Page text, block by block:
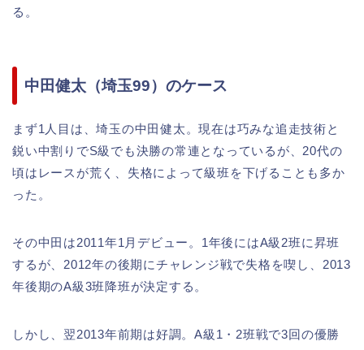
る。
中田健太（埼玉99）のケース
まず1人目は、埼玉の中田健太。現在は巧みな追走技術と
鋭い中割りでS級でも決勝の常連となっているが、20代の
頃はレースが荒く、失格によって級班を下げることも多か
った。
その中田は2011年1月デビュー。1年後にはA級2班に昇班
するが、2012年の後期にチャレンジ戦で失格を喫し、2013
年後期のA級3班降班が決定する。
しかし、翌2013年前期は好調。A級1・2班戦で3回の優勝